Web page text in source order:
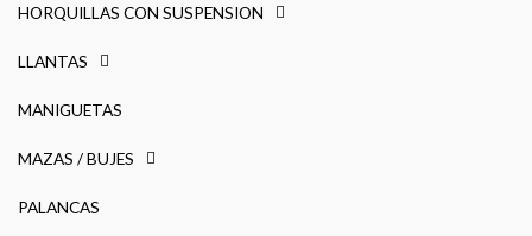
HORQUILLAS CON SUSPENSION
LLANTAS
MANIGUETAS
MAZAS / BUJES
PALANCAS